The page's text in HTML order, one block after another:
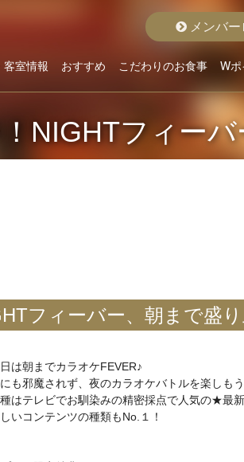
メンバ
客室情報 おすすめ こだわりのお食事
グランドメニュー
W
NIGHTフィー
フィーバー、朝まで盛
は朝までカラオケFEVER♪
も邪魔されず、夜のカラオケバトルを楽しも
はテレビでお馴染みの精密採点で人気の★最
いコンテンツの種類もNo.１！